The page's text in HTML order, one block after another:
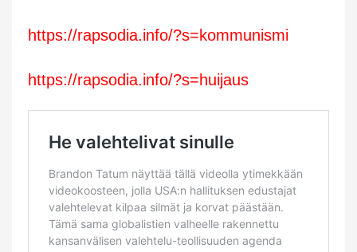
https://rapsodia.info/?s=kommunismi
https://rapsodia.info/?s=huijaus